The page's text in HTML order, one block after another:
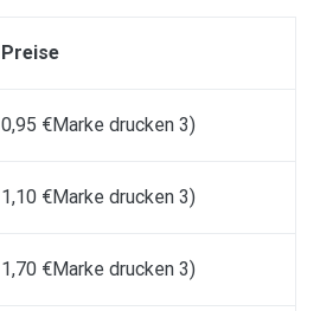
Preise
0,95 €Marke drucken 3)
1,10 €Marke drucken 3)
1,70 €Marke drucken 3)